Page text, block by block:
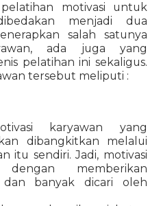
motivasi untuk
menjadi dua
salah satunya
ada juga yang
pelatihan ini sekaligus.
tersebut meliputi :
karyawan yang
dibangkitkan melalui
itu sendiri. Jadi, motivasi
memberikan
banyak dicari oleh